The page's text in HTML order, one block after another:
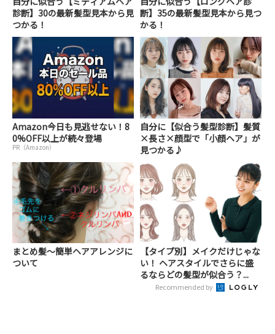
診断】30の最新髪型見本から見
つかる！
断】35の最新髪型見本から見つ
かる！
Amazon今日も見逃せない！8
0%OFF以上が続々登場
PR（Amazon）
自分に【似合う髪型診断】髪質
×長さ×顔型で「小顔ヘア」が
見つかる♪
まとめ髪〜簡単ヘアアレンジに
ついて
【タイプ別】メイクだけじゃな
い！ ヘアスタイルでさらに盛
るならどの髪型が似合う？...
Recommended by